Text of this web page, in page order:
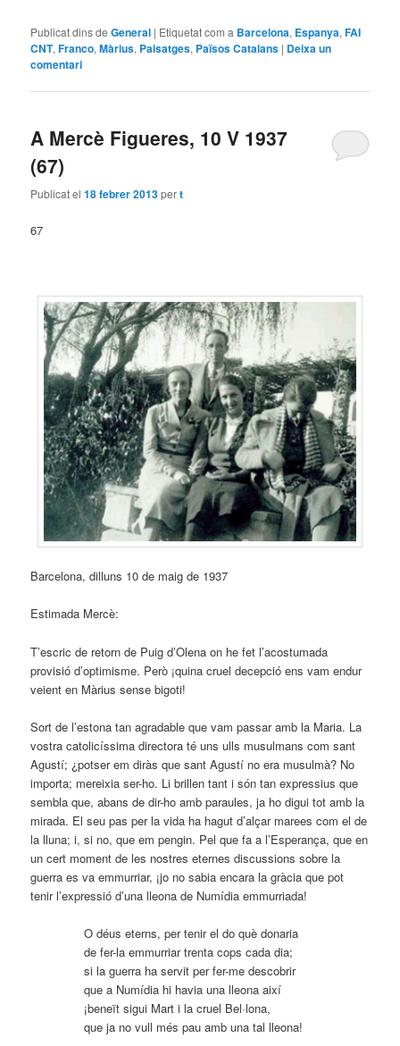
Publicat dins de General | Etiquetat com a Barcelona, Espanya,FAI
CNT,Franco,Màrius, Paisatges, Països Catalans | Deixa un
comentari
A Mercè Figueres, 10 V 1937
(67)
Publicat el18 febrer 2013pert
67
Barcelona, dilluns 10 de maig de 1937
Estimada Mercè:
T’escric de retorn de Puig d’Olena on he fet l’acostumada
provisió d’optimisme. Però ¡quina cruel decepció ens vam endur
veient en Màrius sense bigoti!
Sort de l’estona tan agradable que vam passar amb la Maria. La
vostra catolicíssima directora té uns ulls musulmans com sant
Agustí; ¿potser em diràs que sant Agustí no era musulmà? No
importa; mereixia ser-ho. Li brillen tant i són tan expressius que
sembla que, abans de dir-ho amb paraules, ja ho digui tot amb la
mirada. El seu pas per la vida ha hagut d’alçar marees com el de
la lluna; i, si no, que em pengin. Pel que fa a l’Esperança, que en
un cert moment de les nostres eternes discussions sobre la
guerra es va emmurriar, ¡jo no sabia encara la gràcia que pot
tenir l’expressió d’una lleona de Numídia emmurriada!
O déus eterns, per tenir el do què donaria
de fer-la emmurriar trenta cops cada dia;
si la guerra ha servit per fer-me descobrir
que a Numídia hi havia una lleona així
¡beneït sigui Mart i la cruel Bel·lona,
que ja no vull més pau amb una tal lleona!